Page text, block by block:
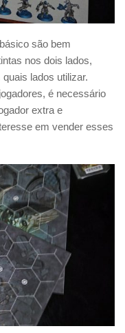
são bem
nos dois lados,
lados utilizar.
é necessário
extra e
em vender esses